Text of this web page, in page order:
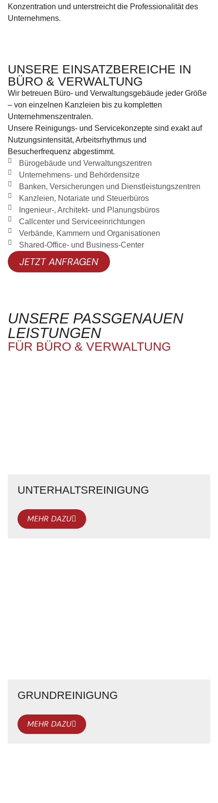
Konzentration und unterstreicht die Professionalität des
Unternehmens.
UNSERE EINSATZBEREICHE IN
BÜRO & VERWALTUNG
Wir betreuen Büro- und Verwaltungsgebäude jeder Größe
– von einzelnen Kanzleien bis zu kompletten
Unternehmenszentralen.
Unsere Reinigungs- und Servicekonzepte sind exakt auf
Nutzungsintensität, Arbeitsrhythmus und
Besucherfrequenz abgestimmt.
Bürogebäude und Verwaltungszentren
Unternehmens- und Behördensitze
Banken, Versicherungen und Dienstleistungszentren
Kanzleien, Notariate und Steuerbüros
Ingenieur-, Architekt- und Planungsbüros
Callcenter und Serviceeinrichtungen
Verbände, Kammern und Organisationen
Shared-Office- und Business-Center
JETZT ANFRAGEN
UNSERE PASSGENAUEN
LEISTUNGEN
FÜR BÜRO & VERWALTUNG
UNTERHALTSREINIGUNG
MEHR DAZU
GRUNDREINIGUNG
MEHR DAZU